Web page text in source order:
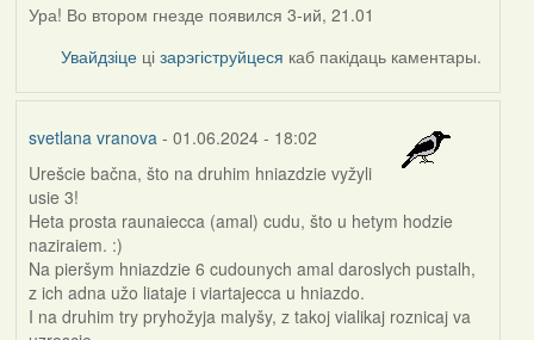
Ура! Во втором гнезде появился 3-ий, 21.01
Увайдзіце цізарэгіструйцеся каб пакідаць каментары.
svetlana vranova - 01.06.2024 - 18:02
Urešcie bačna, što na druhim hniazdzie vyžyli
usie 3!
Heta prosta raunaiecca (amal) cudu, što u hetym hodzie
naziraiem. :)
Na pieršym hniazdzie 6 cudounych amal daroslych pustalh,
z ich adna užo liataje i viartajecca u hniazdo.
I na druhim try pryhožyja malyšy, z takoj vialikaj roznicaj va